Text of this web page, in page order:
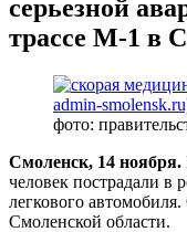
серьезной
трассе М-1 в
фото:
Смоленск, 14 ноября.
человек пострадали в
легкового
Смоленской области.